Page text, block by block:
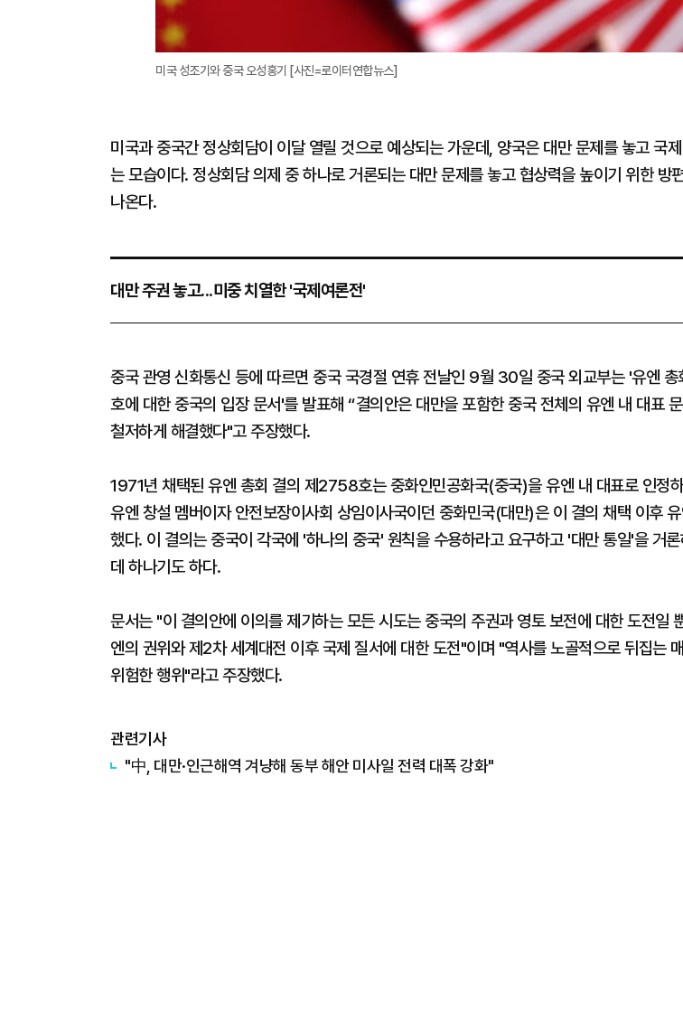
미국 성조기와 중국 오성홍기 [사진=로이터연합뉴스]
미국과 중국간 정상회담이 이달 열릴 것으로 예상되는 가운데, 양국은 대만 문제를 놓고 국
는 모습이다. 정상회담 의제 중 하나로 거론되는 대만 문제를 놓고 협상력을 높이기 위한 방
나온다.
대만 주권 놓고...미중 치열한 '국제여론전'
중국 관영 신화통신 등에 따르면 중국 국경절 연휴 전날인 9월 30일 중국 외교부는 '유엔
호에 대한 중국의 입장 문서'를 발표해 “결의안은 대만을 포함한 중국 전체의 유엔 내 대표
철저하게 해결했다"고 주장했다.
1971년 채택된 유엔 총회 결의 제2758호는 중화인민공화국(중국)을 유엔 내 대표로 인정
유엔 창설 멤버이자 안전보장이사회 상임이사국이던 중화민국(대만)은 이 결의 채택 이후
했다. 이 결의는 중국이 각국에 '하나의 중국' 원칙을 수용하라고 요구하고 '대만 통일'을 거
데 하나기도 하다.
문서는 "이 결의안에 이의를 제기하는 모든 시도는 중국의 주권과 영토 보전에 대한 도전일
엔의 권위와 제2차 세계대전 이후 국제 질서에 대한 도전"이며 "역사를 노골적으로 뒤집는
위험한 행위"라고 주장했다.
관련기사
"中, 대만·인근해역 겨냥해 동부 해안 미사일 전력 대폭 강화"